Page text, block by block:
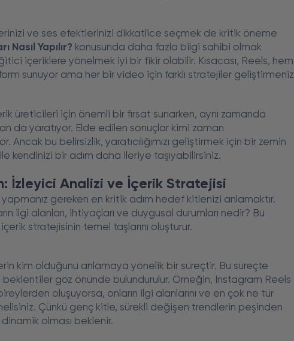
ve ses efektlerinizi dikkatlice seçmek de kritik öneme
Nasıl Yapılır? konusunda daha fazla bilgi sahibi olmak
içeriklere yönelmek iyi bir fikir olabilir. Kısacası, Reels, hem
sunuyor ama her bir video için farklı stratejiler geliştirmeniz
üreticileri için önemli bir fırsat sunarken, aynı zamanda
da yaratıyor. Elde edilen sonuçlar kimi zaman
Ancak bu belirsizlik, yaratıcılığımızı geliştirmek için bir zemin
ile kendinizi bir adım daha ileriye taşıyabilirsiniz.
İzleyici Analizi ve İçerik Stratejisi
gereken en kritik adım hedef kitlenizi anlamaktır.
ilgi alanları, ihtiyaçları ve duygusal durumları nedir? Bu
stratejisinin temel taşlarını oluşturur.
kim olduğunu anlamaya yönelik bir süreçtir. Bu süreçte
göz önünde bulundurulur. Örneğin, Instagram Reels
oluşuyorsa, onların ilgi alanlarını ve en çok ne tür
Çünkü genç kitle, sürekli değişen trendlerin peşinden
olması beklenir.